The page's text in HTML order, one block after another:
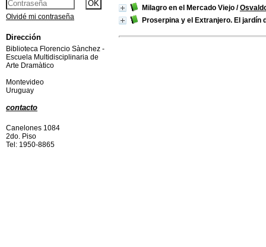
Milagro en el Mercado Viejo /
Proserpina y el Extranjero. El jardín
Olvidé mi contraseña
Dirección
Biblioteca Florencio Sànchez -
Escuela Multidisciplinaria de
Arte Dramàtico
Montevideo
Uruguay
contacto
Canelones 1084
2do. Piso
Tel: 1950-8865